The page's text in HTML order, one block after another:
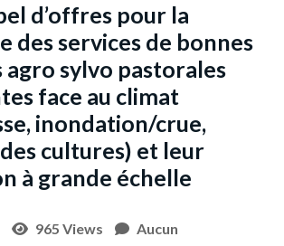
d’offres pour la
des services de bonnes
agro sylvo pastorales
face au climat
inondation/crue,
cultures) et leur
à grande échelle
965 Views
Aucun